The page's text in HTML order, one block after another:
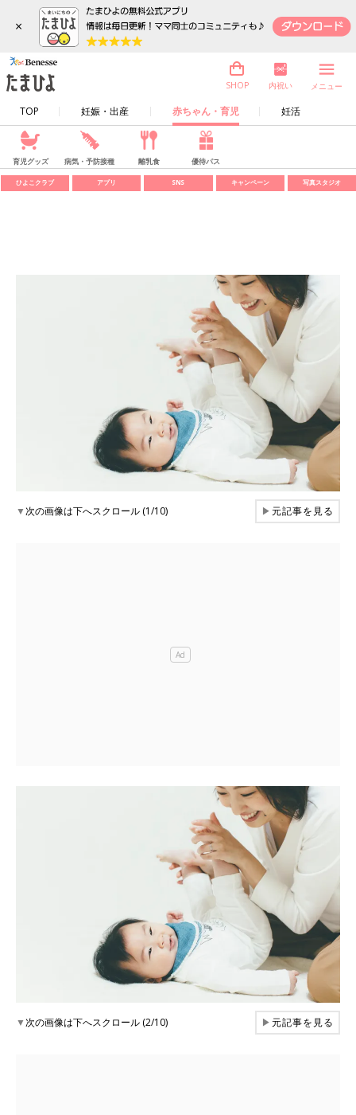
×
TOP 妊娠・出産 赤ちゃん・育児 妊活
SHOP 内祝い メニュー
育児グッズ 病気・予防接種 離乳食 優待パス
ひよこクラブ アプリ SNS キャンペーン 写真スタジオ
▼次の画像は下へスクロール (1/10) ▶元記事を見る
▼次の画像は下へスクロール (2/10) ▶元記事を見る